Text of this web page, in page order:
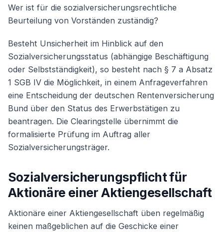
Wer ist für die sozialversicherungsrechtliche
Beurteilung von Vorständen zuständig?
Besteht Unsicherheit im Hinblick auf den
Sozialversicherungsstatus (abhängige Beschäftigung
oder Selbstständigkeit), so besteht nach § 7 a Absatz
1 SGB IV die Möglichkeit, in einem Anfrageverfahren
eine Entscheidung der deutschen Rentenversicherung
Bund über den Status des Erwerbstätigen zu
beantragen. Die Clearingstelle übernimmt die
formalisierte Prüfung im Auftrag aller
Sozialversicherungsträger.
Sozialversicherungspflicht für
Aktionäre einer Aktiengesellschaft
Aktionäre einer Aktiengesellschaft üben regelmäßig
keinen maßgeblichen auf die Geschicke einer